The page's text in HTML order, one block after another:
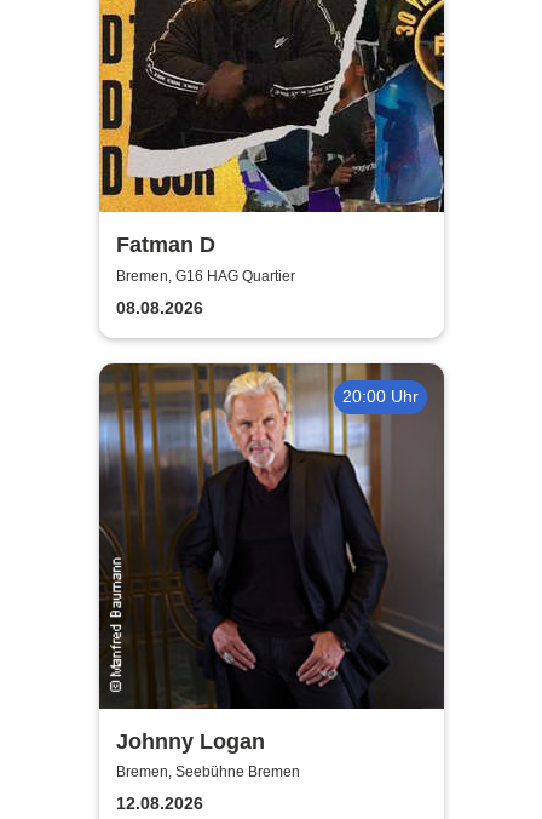
Fatman D
Bremen, G16 HAG Quartier
08.08.2026
20:00 Uhr
Johnny Logan
Bremen, Seebühne Bremen
12.08.2026